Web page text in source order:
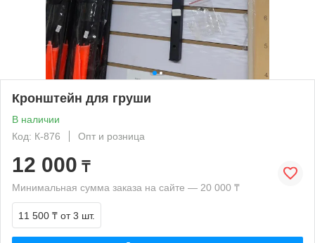
Кронштейн для груши
В наличии
Код: К-876
Опт и розница
12 000 ₸
Минимальная сумма заказа на сайте — 20 000 ₸
11 500 ₸ от 3 шт.